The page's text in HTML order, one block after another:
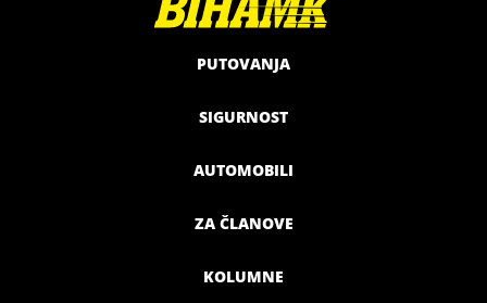
PUTOVANJA
SIGURNOST
AUTOMOBILI
ZA ČLANOVE
KOLUMNE